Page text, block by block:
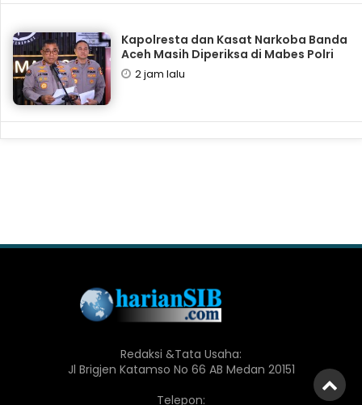
Kapolresta dan Kasat Narkoba Banda
Aceh Masih Diperiksa di Mabes Polri
2 jam lalu
Redaksi &Tata Usaha:
Jl Brigjen Katamso No 66 AB Medan 20151
Telepon: